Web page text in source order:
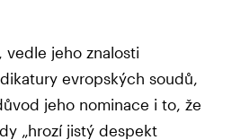
vedle jeho znalosti
evropských soudů,
jeho nominace i to, že
„hrozí jistý despekt